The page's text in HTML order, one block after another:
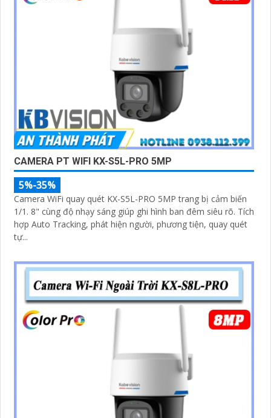
CAMERA PT WIFI KX-S5L-PRO 5MP
5%-35%
Camera WiFi quay quét KX-S5L-PRO 5MP trang bị cảm biến
1/1. 8" cùng độ nhạy sáng giúp ghi hình ban đêm siêu rõ. Tích
hợp Auto Tracking, phát hiện người, phương tiện, quay quét
tự...